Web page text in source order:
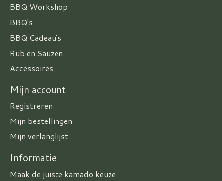
BBQ Workshop
BBQ's
BBQ Cadeau's
Rub en Sauzen
Accessoires
Mijn account
Registreren
Mijn bestellingen
Mijn verlanglijst
Informatie
Maak de juiste kamado keuze